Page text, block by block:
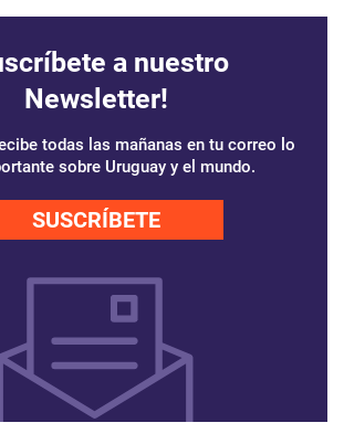
a nuestro
Newsletter!
todas las mañanas en tu correo lo
sobre Uruguay y el mundo.
SUSCRÍBETE